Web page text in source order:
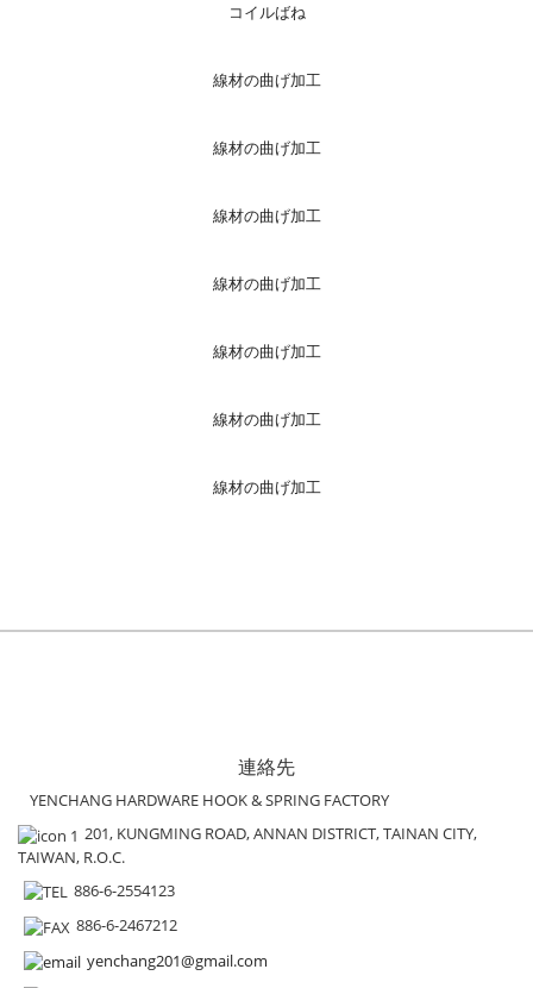
コイルばね
線材の曲げ加工
線材の曲げ加工
線材の曲げ加工
線材の曲げ加工
線材の曲げ加工
線材の曲げ加工
線材の曲げ加工
連絡先
YENCHANG HARDWARE HOOK & SPRING FACTORY
201, KUNGMING ROAD, ANNAN DISTRICT, TAINAN CITY,
TAIWAN, R.O.C.
886-6-2554123
886-6-2467212
yenchang201@gmail.com